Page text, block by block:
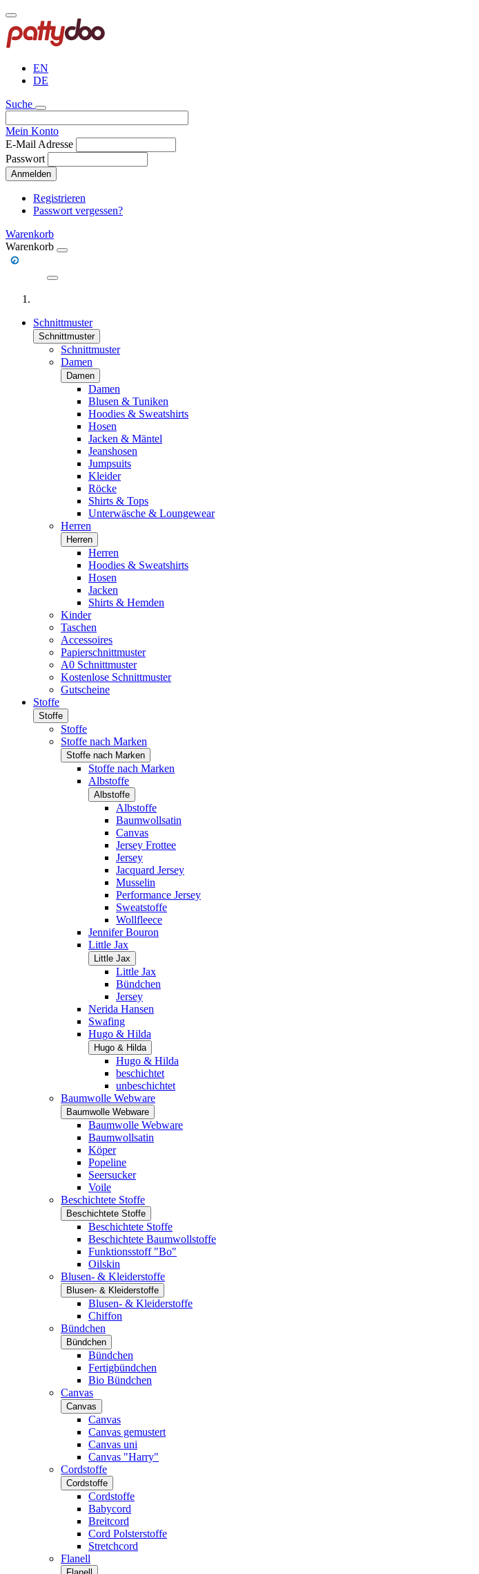
Direkt
zum
Inhalt
EN
DE
Suche
Mein Konto
E-Mail Adresse
Passwort
Anmelden
Registrieren
Passwort vergessen?
Warenkorb
Warenkorb
Schnittmuster
Schnittmuster
Schnittmuster
Damen
Damen
Damen
Blusen & Tuniken
Hoodies & Sweatshirts
Hosen
Jacken & Mäntel
Jeanshosen
Jumpsuits
Kleider
Röcke
Shirts & Tops
Unterwäsche & Loungewear
Herren
Herren
Herren
Hoodies & Sweatshirts
Hosen
Jacken
Shirts & Hemden
Kinder
Taschen
Accessoires
Papierschnittmuster
A0 Schnittmuster
Kostenlose Schnittmuster
Gutscheine
Stoffe
Stoffe
Stoffe
Stoffe nach Marken
Stoffe nach Marken
Stoffe nach Marken
Albstoffe
Albstoffe
Albstoffe
Baumwollsatin
Canvas
Jersey Frottee
Jersey
Jacquard Jersey
Musselin
Performance Jersey
Sweatstoffe
Wollfleece
Jennifer Bouron
Little Jax
Little Jax
Little Jax
Bündchen
Jersey
Nerida Hansen
Swafing
Hugo & Hilda
Hugo & Hilda
Hugo & Hilda
beschichtet
unbeschichtet
Baumwolle Webware
Baumwolle Webware
Baumwolle Webware
Baumwollsatin
Köper
Popeline
Seersucker
Voile
Beschichtete Stoffe
Beschichtete Stoffe
Beschichtete Stoffe
Beschichtete Baumwollstoffe
Funktionsstoff "Bo"
Oilskin
Blusen- & Kleiderstoffe
Blusen- & Kleiderstoffe
Blusen- & Kleiderstoffe
Chiffon
Bündchen
Bündchen
Bündchen
Fertigbündchen
Bio Bündchen
Canvas
Canvas
Canvas
Canvas gemustert
Canvas uni
Canvas "Harry"
Cordstoffe
Cordstoffe
Cordstoffe
Babycord
Breitcord
Cord Polsterstoffe
Stretchcord
Flanell